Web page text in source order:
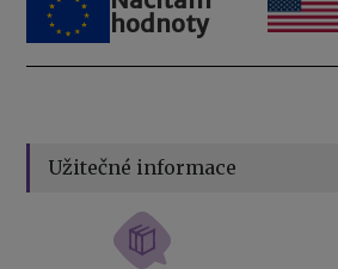
hodnoty
Užitečné informace